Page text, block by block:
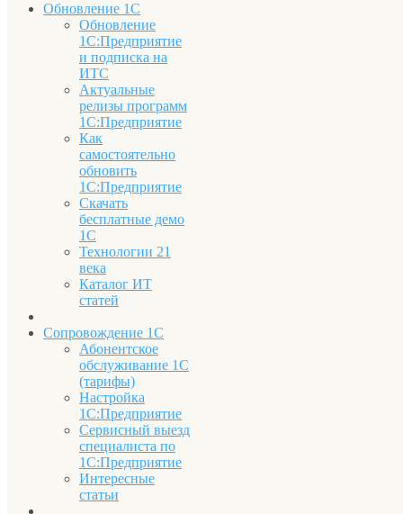
Обновление 1С
Обновление
1С:Предприятие
и подписка на
ИТС
Актуальные
релизы программ
1С:Предприятие
Как
самостоятельно
обновить
1С:Предприятие
Скачать
бесплатные демо
1С
Технологии 21
века
Каталог ИТ
статей
Сопровождение 1С
Абонентское
обслуживание 1С
(тарифы)
Настройка
1С:Предприятие
Сервисный выезд
специалиста по
1С:Предприятие
Интересные
статьи